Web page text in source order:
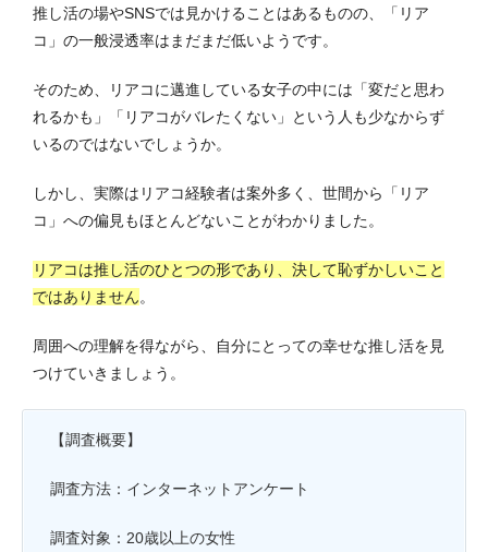
推し活の場やSNSでは見かけることはあるものの、「リア
コ」の一般浸透率はまだまだ低いようです。
そのため、リアコに邁進している女子の中には「変だと思わ
れるかも」「リアコがバレたくない」という人も少なからず
いるのではないでしょうか。
しかし、実際はリアコ経験者は案外多く、世間から「リア
コ」への偏見もほとんどないことがわかりました。
リアコは推し活のひとつの形であり、決して恥ずかしいこと
ではありません。
周囲への理解を得ながら、自分にとっての幸せな推し活を見
つけていきましょう。
【調査概要】
調査方法：インターネットアンケート
調査対象：20歳以上の女性